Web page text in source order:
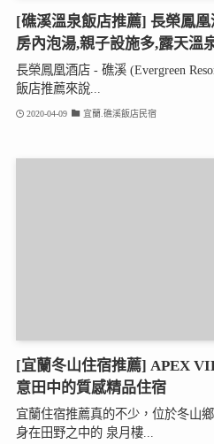
[礁溪溫泉飯店推薦] 長榮鳳
房內泡湯,親子設施多,露天溫
長榮鳳凰酒店 - 礁溪 (Evergreen
飯店推薦來說...
2020-04-09 宜蘭.礁溪飯店民宿
[宜蘭冬山住宿推薦] APEX
意田中的質感精品住宿
宜蘭住宿推薦真的不少，位於冬山
身在田野之中的 泉月樓...